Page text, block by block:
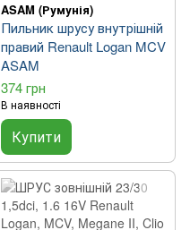
ASAM (Румунія)
Пильник шрусу внутрішній
правий Renault Logan MCV
ASAM
374 грн
В наявності
Купити